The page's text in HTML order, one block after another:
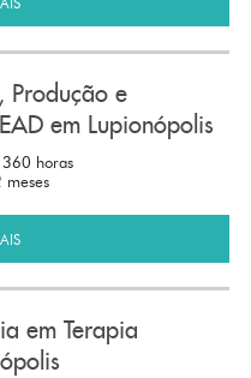
Produção e
em Lupionópolis
360 horas
meses
em Terapia